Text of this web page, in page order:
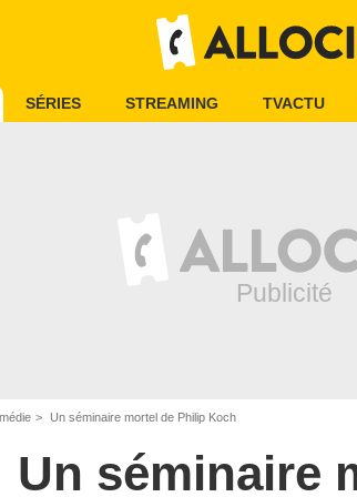
SÉRIES STREAMING TVACTU
Un séminaire mortel de Philip Koch
Un séminaire